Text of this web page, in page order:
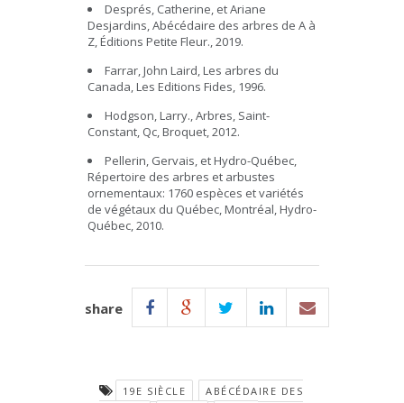
Després, Catherine, et Ariane
Desjardins, Abécédaire des arbres de A à
Z, Éditions Petite Fleur., 2019.
Farrar, John Laird, Les arbres du
Canada, Les Editions Fides, 1996.
Hodgson, Larry., Arbres, Saint-
Constant, Qc, Broquet, 2012.
Pellerin, Gervais, et Hydro-Québec,
Répertoire des arbres et arbustes
ornementaux: 1760 espèces et variétés
de végétaux du Québec, Montréal, Hydro-
Québec, 2010.
share
19E SIÈCLE ABÉCÉDAIRE DES